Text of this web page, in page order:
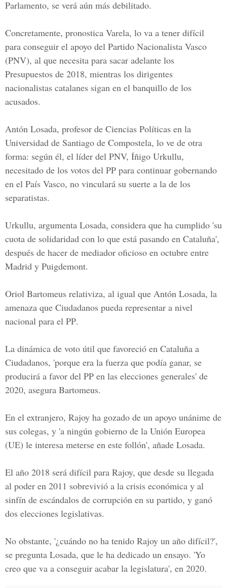
Parlamento, se verá aún más debilitado.
Concretamente, pronostica Varela, lo va a tener difícil
para conseguir el apoyo del Partido Nacionalista Vasco
(PNV), al que necesita para sacar adelante los
Presupuestos de 2018, mientras los dirigentes
nacionalistas catalanes sigan en el banquillo de los
acusados.
Antón Losada, profesor de Ciencias Políticas en la
Universidad de Santiago de Compostela, lo ve de otra
forma: según él, el líder del PNV, Íñigo Urkullu,
necesitado de los votos del PP para continuar gobernando
en el País Vasco, no vinculará su suerte a la de los
separatistas.
Urkullu, argumenta Losada, considera que ha cumplido 'su
cuota de solidaridad con lo que está pasando en Cataluña',
después de hacer de mediador oficioso en octubre entre
Madrid y Puigdemont.
Oriol Bartomeus relativiza, al igual que Antón Losada, la
amenaza que Ciudadanos pueda representar a nivel
nacional para el PP.
La dinámica de voto útil que favoreció en Cataluña a
Ciudadanos, 'porque era la fuerza que podía ganar, se
producirá a favor del PP en las elecciones generales' de
2020, asegura Bartomeus.
En el extranjero, Rajoy ha gozado de un apoyo unánime de
sus colegas, y 'a ningún gobierno de la Unión Europea
(UE) le interesa meterse en este follón', añade Losada.
El año 2018 será difícil para Rajoy, que desde su llegada
al poder en 2011 sobrevivió a la crisis económica y al
sinfín de escándalos de corrupción en su partido, y ganó
dos elecciones legislativas.
No obstante, '¿cuándo no ha tenido Rajoy un año difícil?',
se pregunta Losada, que le ha dedicado un ensayo. 'Yo
creo que va a conseguir acabar la legislatura', en 2020.